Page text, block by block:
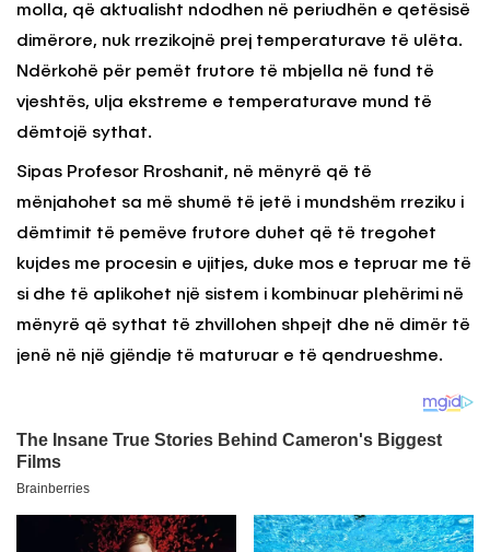
molla, që aktualisht ndodhen në periudhën e qetësisë
dimërore, nuk rrezikojnë prej temperaturave të ulëta.
Ndërkohë për pemët frutore të mbjella në fund të
vjeshtës, ulja ekstreme e temperaturave mund të
dëmtojë sythat.
Sipas Profesor Rroshanit, në mënyrë që të
mënjahohet sa më shumë të jetë i mundshëm rreziku i
dëmtimit të pemëve frutore duhet që të tregohet
kujdes me procesin e ujitjes, duke mos e tepruar me të
si dhe të aplikohet një sistem i kombinuar plehërimi në
mënyrë që sythat të zhvillohen shpejt dhe në dimër të
jenë në një gjëndje të maturuar e të qendrueshme.